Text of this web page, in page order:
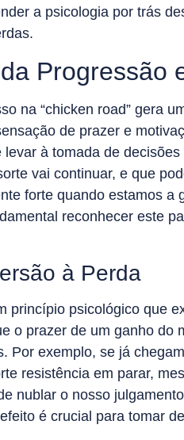
a psicologia por trás
Progressão
na “chicken road” gera
de prazer e
à tomada de
vai continuar, e que
forte quando estamos
reconhecer este
à Perda
princípio psicológico que
o prazer de um ganho do
Por exemplo, se já
resistência em parar,
nublar o nosso
é crucial para tomar